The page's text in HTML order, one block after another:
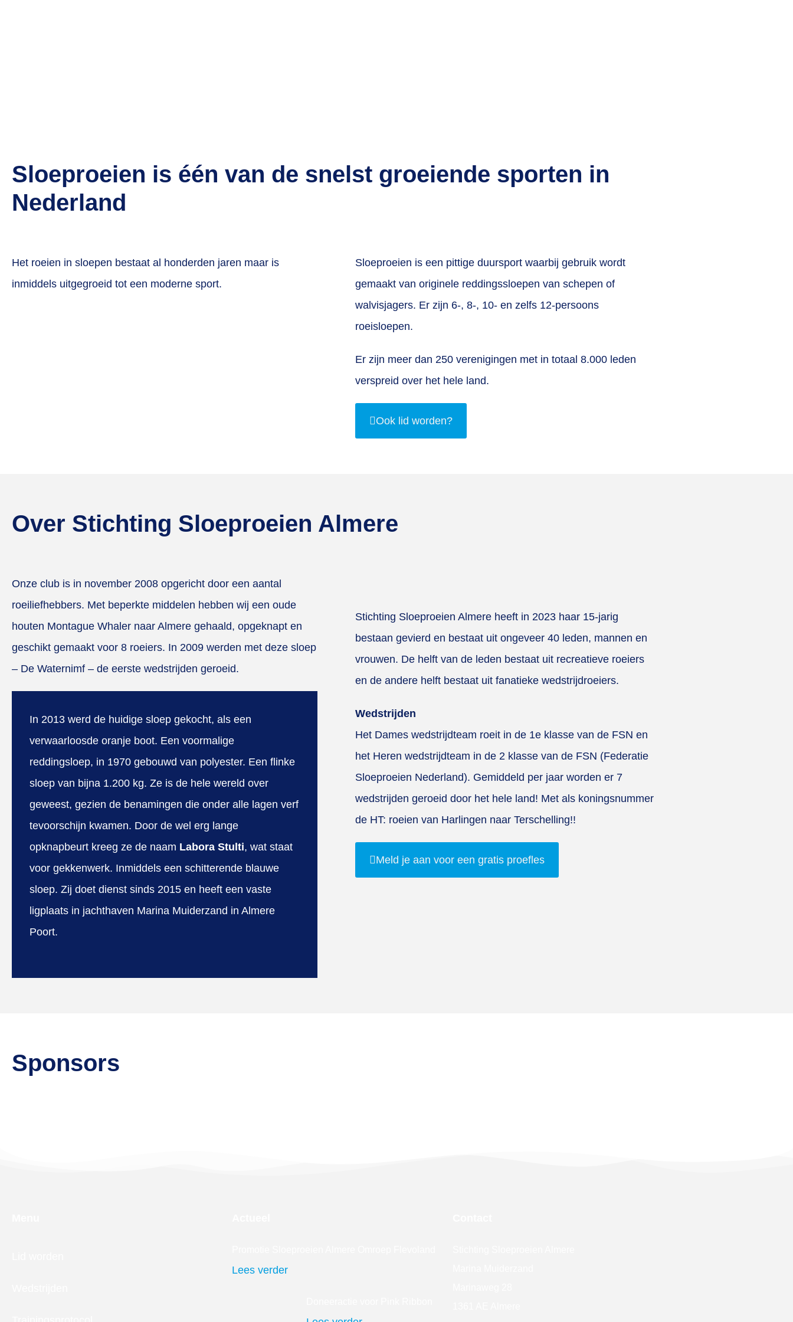
Sloeproeien is één van de snelst groeiende sporten in
Nederland
Het roeien in sloepen bestaat al honderden jaren maar is
inmiddels uitgegroeid tot een moderne sport.
Sloeproeien is een pittige duursport waarbij gebruik wordt
gemaakt van originele reddingssloepen van schepen of
walvisjagers. Er zijn 6-, 8-, 10- en zelfs 12-persoons
roeisloepen.
Er zijn meer dan 250 verenigingen met in totaal 8.000 leden
verspreid over het hele land.
Ook lid worden?
Over Stichting Sloeproeien Almere
Onze club is in november 2008 opgericht door een aantal
roeiliefhebbers. Met beperkte middelen hebben wij een oude
houten Montague Whaler naar Almere gehaald, opgeknapt en
geschikt gemaakt voor 8 roeiers. In 2009 werden met deze sloep
– De Waternimf – de eerste wedstrijden geroeid.
In 2013 werd de huidige sloep gekocht, als een
verwaarloosde oranje boot. Een voormalige
reddingsloep, in 1970 gebouwd van polyester. Een flinke
sloep van bijna 1.200 kg. Ze is de hele wereld over
geweest, gezien de benamingen die onder alle lagen verf
tevoorschijn kwamen. Door de wel erg lange
opknapbeurt kreeg ze de naam Labora Stulti, wat staat
voor gekkenwerk. Inmiddels een schitterende blauwe
sloep. Zij doet dienst sinds 2015 en heeft een vaste
ligplaats in jachthaven Marina Muiderzand in Almere
Poort.
Stichting Sloeproeien Almere heeft in 2023 haar 15-jarig
bestaan gevierd en bestaat uit ongeveer 40 leden, mannen en
vrouwen. De helft van de leden bestaat uit recreatieve roeiers
en de andere helft bestaat uit fanatieke wedstrijdroeiers.
Wedstrijden
Het Dames wedstrijdteam roeit in de 1e klasse van de FSN en
het Heren wedstrijdteam in de 2 klasse van de FSN (Federatie
Sloeproeien Nederland). Gemiddeld per jaar worden er 7
wedstrijden geroeid door het hele land! Met als koningsnummer
de HT: roeien van Harlingen naar Terschelling!!
Meld je aan voor een gratis proefles
Sponsors
Lees verder